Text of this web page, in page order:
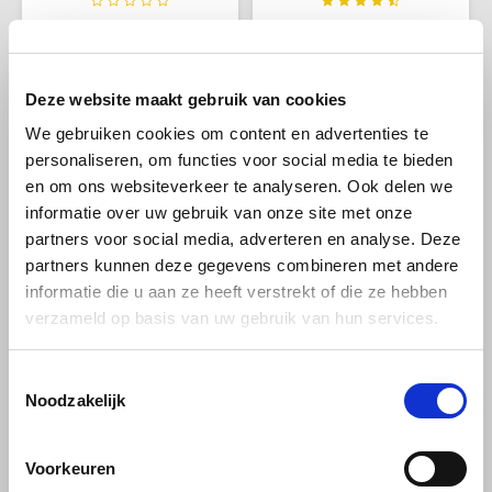
Deze website maakt gebruik van cookies
We gebruiken cookies om content en advertenties te
personaliseren, om functies voor social media te bieden
en om ons websiteverkeer te analyseren. Ook delen we
informatie over uw gebruik van onze site met onze
partners voor social media, adverteren en analyse. Deze
partners kunnen deze gegevens combineren met andere
informatie die u aan ze heeft verstrekt of die ze hebben
verzameld op basis van uw gebruik van hun services.
Noodzakelijk
Voorkeuren
Segafredo
Swisso Kaffee
TikTak
kwalitatief zilvermerk melange
de volle body en de zachte
smaak.
waar kunstwerk. Strooi het
drankje en zie hoe het zich
verspreidt als een wolk,
melkschuimlaag ontstaat.
gemalen koffie 3.5 kg
Een uitgebalanceerde
-6%
Standaard gemalen
Grovere maling. Met